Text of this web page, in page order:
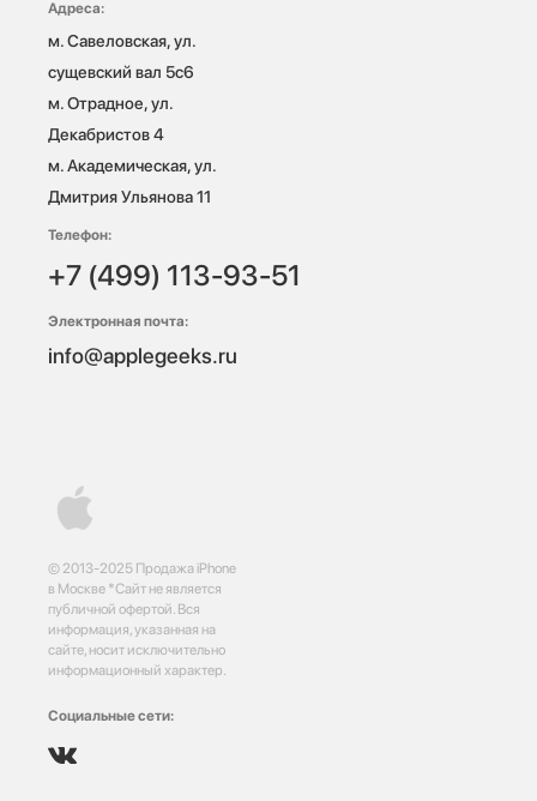
© 2013-2025 Продажа iPhone
в Москве *Сайт не является
публичной офертой. Вся
информация, указанная на
сайте, носит исключительно
информационный характер.
Социальные сети:
Адреса:
м. Савеловская, ул.
сущевский вал 5с6
м. Отрадное, ул.
Декабристов 4
м. Академическая, ул.
Дмитрия Ульянова 11
Телефон:
+7 (499) 113-93-51
Электронная почта:
info@applegeeks.ru